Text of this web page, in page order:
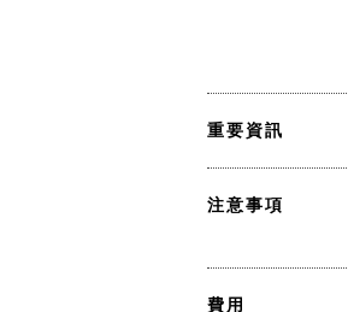
重要資訊
注意事項
費用